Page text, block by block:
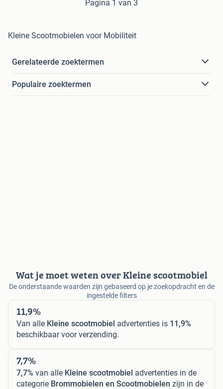
Pagina 1 van 3
Kleine Scootmobielen voor Mobiliteit
Gerelateerde zoektermen
Populaire zoektermen
Wat je moet weten over Kleine scootmobiel
De onderstaande waarden zijn gebaseerd op je zoekopdracht en de
ingestelde filters
11,9%
Van alle Kleine scootmobiel advertenties is 11,9%
beschikbaar voor verzending.
7,7%
7,7% van alle Kleine scootmobiel advertenties in de
categorie Brommobielen en Scootmobielen zijn in de